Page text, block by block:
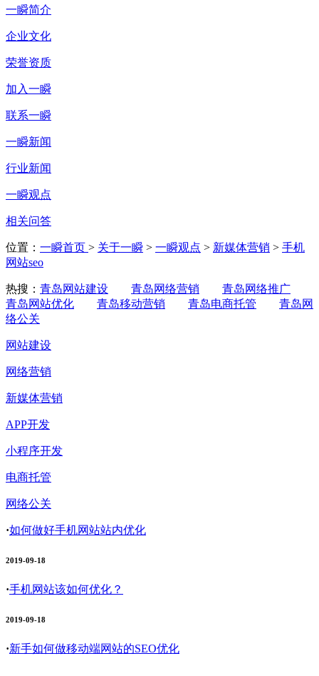
一瞬简介
企业文化
荣誉资质
加入一瞬
联系一瞬
一瞬新闻
行业新闻
一瞬观点
相关问答
位置： 一瞬首页 > 关于一瞬 > 一瞬观点 > 新媒体营销 > 手机
网站seo
热搜： 青岛网站建设 青岛网络营销
青岛网络推广
青岛网站优化
青岛移动营销 青岛电商托管
青岛网
络公关
网站建设
网络营销
新媒体营销
APP开发
小程序开发
电商托管
网络公关
·如何做好手机网站站内优化
2019-09-18
·手机网站该如何优化？
2019-09-18
·新手如何做移动端网站的SEO优化